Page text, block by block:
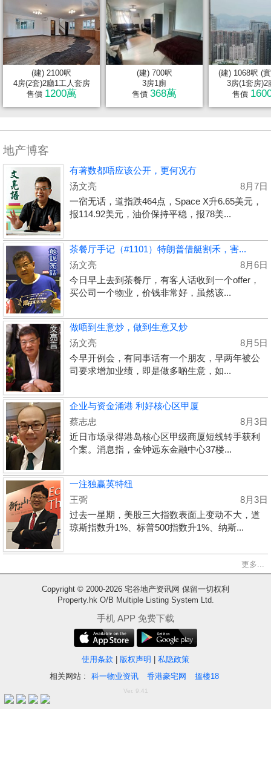
体
体
(建) 2100呎
4房(2套)2廳1工人套房
售價 1200萬
(建) 700呎
3房1廁
售價 368萬
(建) 1068呎 (
3房(1套房)2
售價
地产博客
有著数都唔应该公开，更何况冇
汤文亮
8月7日
一宿无话，道指跌464点，Space X升6.65美元，
报114.92美元，油价保持平稳，报78美...
茶餐厅手记（#1101）特朗普借艇割禾，害...
汤文亮
8月6日
今日早上去到茶餐厅，有客人话收到一个offer，
买公司一个物业，价钱非常好，虽然该...
做唔到生意炒，做到生意又炒
汤文亮
8月5日
今早开例会，有同事话有一个朋友，早两年被公
司要求增加业绩，即是做多啲生意，如...
企业与资金涌港 利好核心区甲厦
蔡志忠
8月3日
近日市场录得港岛核心区甲级商厦短线转手获利
个案。消息指，金钟远东金融中心37楼...
一注独赢英特纽
王弼
8月3日
过去一星期，美股三大指数表面上变动不大，道
琼斯指数升1%、标普500指数升1%、纳斯...
更多...
Copyright © 2000-2026 宅谷地产资讯网 保留一切权利
Property.hk O/B Multiple Listing System Ltd.
手机 APP 免费下载
使用条款 版权声明
私隐政策
相关网站 :
科一物业资讯 香港豪宅网 搵楼18
Ver. 9.41